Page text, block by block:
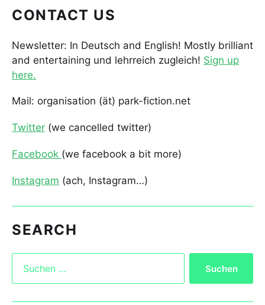
CONTACT US
Newsletter: In Deutsch and English! Mostly brilliant
and entertaining und lehrreich zugleich! Sign up
here.
Mail: organisation (ät) park-fiction.net
Twitter (we cancelled twitter)
Facebook (we facebook a bit more)
Instagram (ach, Instagram…)
SEARCH